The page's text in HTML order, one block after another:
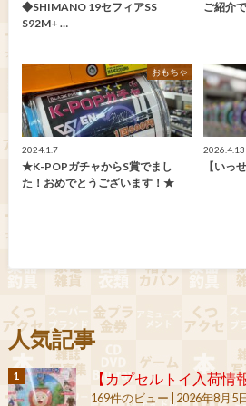
◆SHIMANO 19セフィアSS
S92M+ …
ご紹介
おもちゃ
2024.1.7
★K-POPガチャからS賞でまし
た！おめでとうございます！★
2026.4.13
【いっ
人気記事
【カプセルトイ入荷情
169件のビュー | 2026年8月5